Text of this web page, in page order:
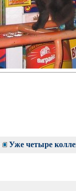
Уже четыре